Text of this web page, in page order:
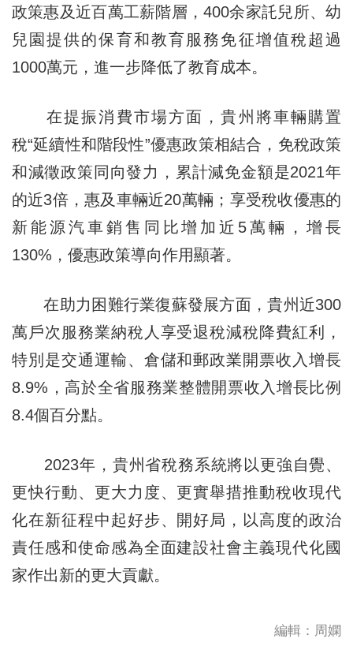
政策惠及近百萬工薪階層，400余家託兒所、幼
兒園提供的保育和教育服務免征增值稅超過
1000萬元，進一步降低了教育成本。
在提振消費市場方面，貴州將車輛購置
稅“延續性和階段性”優惠政策相結合，免稅政策
和減徵政策同向發力，累計減免金額是2021年
的近3倍，惠及車輛近20萬輛；享受稅收優惠的
新能源汽車銷售同比增加近5萬輛，增長
130%，優惠政策導向作用顯著。
在助力困難行業復蘇發展方面，貴州近300
萬戶次服務業納稅人享受退稅減稅降費紅利，
特別是交通運輸、倉儲和郵政業開票收入增長
8.9%，高於全省服務業整體開票收入增長比例
8.4個百分點。
2023年，貴州省稅務系統將以更強自覺、
更快行動、更大力度、更實舉措推動稅收現代
化在新征程中起好步、開好局，以高度的政治
責任感和使命感為全面建設社會主義現代化國
家作出新的更大貢獻。
編輯：周嫻